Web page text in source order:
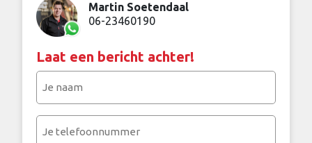
Martin Soetendaal
06-23460190
Laat een bericht achter!
(Vereist)